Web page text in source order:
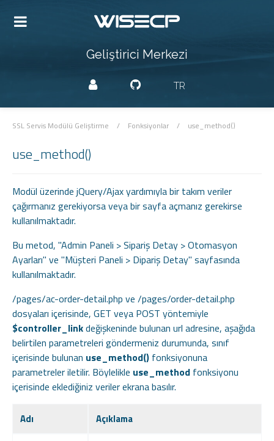
Geliştirici Merkezi
TR
SSL Servis Modülü Geliştirme / Fonksiyonlar / use_method()
use_method()
Modül üzerinde jQuery/Ajax yardımıyla bir takım veriler
çağırmanız gerekiyorsa veya bir sayfa açmanız gerekirse
kullanılmaktadır.
Bu metod, "Admin Paneli > Sipariş Detay > Otomasyon
Ayarları" ve "Müşteri Paneli > Dipariş Detay" sayfasında
kullanılmaktadır.
/pages/ac-order-detail.php ve /pages/order-detail.php
dosyaları içerisinde, GET veya POST yöntemiyle
$controller_linkdeğişkeninde bulunan url adresine, aşağıda
belirtilen parametreleri göndermeniz durumunda, sınıf
içerisinde bulunan use_method() fonksiyonuna
parametreler iletilir. Böylelikle use_method fonksiyonu
içerisinde eklediğiniz veriler ekrana basılır.
Adı Açıklama